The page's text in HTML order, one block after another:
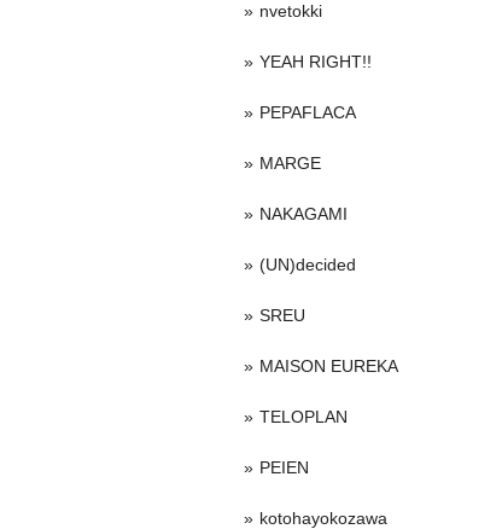
nvetokki
YEAH RIGHT!!
PEPAFLACA
MARGE
NAKAGAMI
(UN)decided
SREU
MAISON EUREKA
TELOPLAN
PEIEN
kotohayokozawa